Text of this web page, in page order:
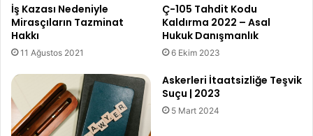
İş Kazası Nedeniyle
Mirasçıların Tazminat
Hakkı
11 Ağustos 2021
Ç-105 Tahdit Kodu
Kaldırma 2022 – Asal
Hukuk Danışmanlık
6 Ekim 2023
Askerleri İtaatsizliğe Teşvik
Suçu | 2023
5 Mart 2024